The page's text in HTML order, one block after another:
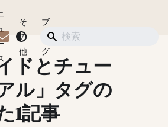
そ
の
他
ブ
ロ
グ
ショップ
ドとチュー
ル」タグの
1記事